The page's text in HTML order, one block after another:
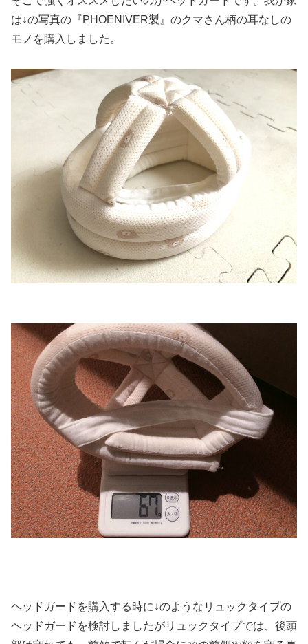
は↓の写真の『PHOENIVER製』のクマさん柄の耳なしの
モノを購入しました。
ヘッドガードを購入する時に↓のようなリュックタイプの
ヘッドガードを検討しましたがリュックタイプでは、後頭